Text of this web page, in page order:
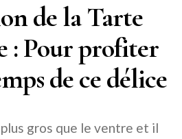
de la Tarte
: Pour profiter
de ce délice
gros que le ventre et il